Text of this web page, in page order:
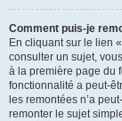
Comment puis-je
En cliquant sur le lien
consulter un sujet,
à la première page du
fonctionnalité a peut-
les remontées n’a
remonter le sujet